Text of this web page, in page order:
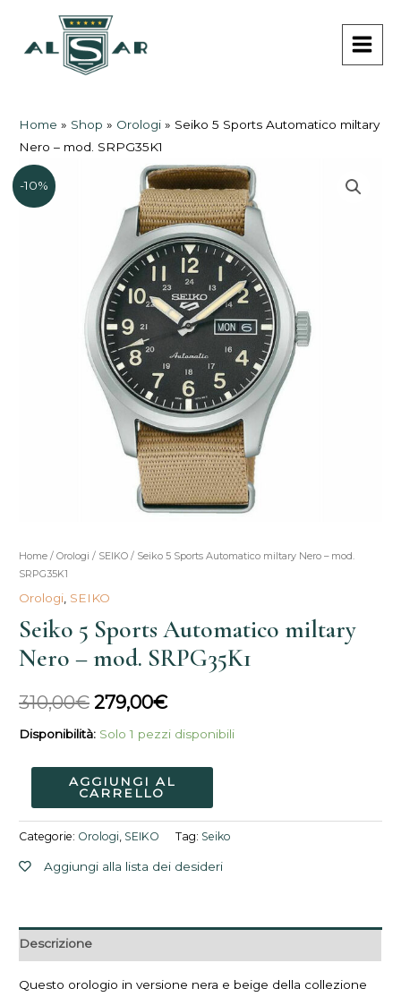
contenuto
Home » Shop » Orologi » Seiko 5 Sports Automatico miltary
Nero – mod. SRPG35K1
-10%
Home /Orologi / SEIKO / Seiko 5 Sports Automatico miltary Nero – mod.
SRPG35K1
Orologi SEIKO
Seiko 5 Sports Automatico miltary
Nero – mod. SRPG35K1
310,00€
Il
prezzo
originale
era:
310,00€.
279,00€
Il
attuale
è:
279,00€.
Disponibilità: Solo 1 pezzi disponibili
Seiko
5
Sports
Automatico
Nero
mod.
SRPG35K1
AGGIUNGI AL
CARRELLO
Categorie: Orologi SEIKO Tag: Seiko
Aggiungi alla lista dei desideri
Descrizione
Questo orologio in versione nera e beige della collezione